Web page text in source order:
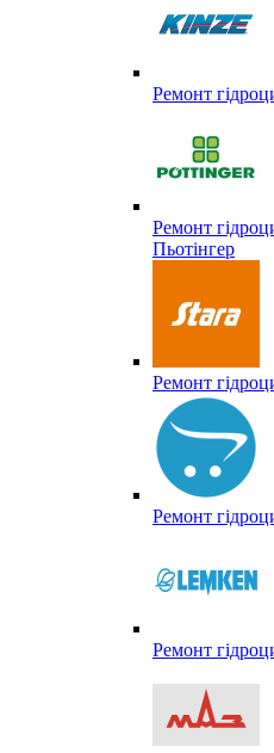
Ремонт
Ремонт
Пьотінгер
Ремонт
Ремонт
Ремонт